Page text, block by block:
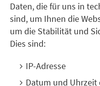
Daten, die für uns in
sind, um Ihnen die
um die Stabilität und
Dies sind:
IP-Adresse
Datum und Uhrzeit